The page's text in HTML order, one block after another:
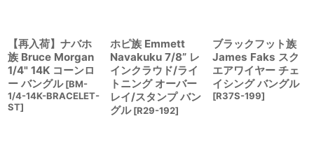
【再入荷】ナバホ
族 Bruce Morgan
1/4" 14K コーンロ
ー バングル [BM-
1/4-14K-BRACELET-
ST]
ホピ族 Emmett
Navakuku 7/8” レ
インクラウド/ライ
トニング オーバー
レイ/スタンプ バン
グル [R29-192]
ブラックフット族
James Faks スク
エアワイヤー チェ
イシング バングル
[R37S-199]